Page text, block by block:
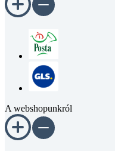
A webshopunkról